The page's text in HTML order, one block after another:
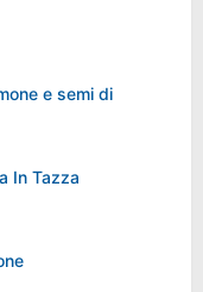
e semi di
In Tazza